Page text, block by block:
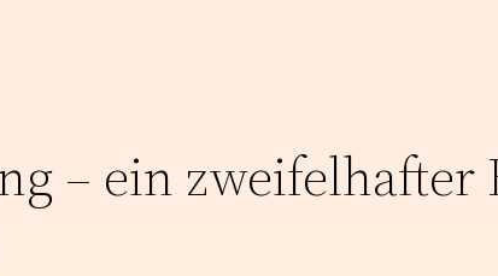
– ein zweifelhafter